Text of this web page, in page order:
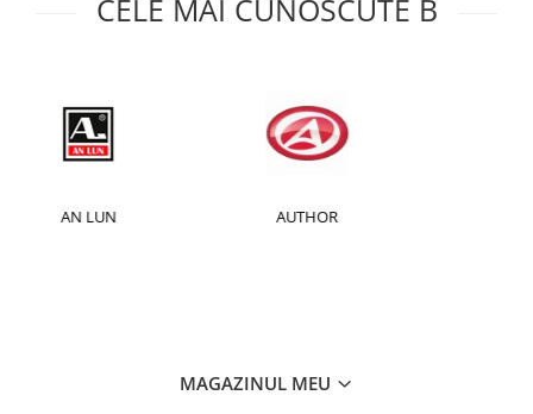
CELE MAI CUNOSCUTE B
MAGAZINUL MEU